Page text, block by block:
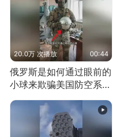
20.0万 次播放 00:44
俄罗斯是如何通过眼前的
小球来欺骗美国防空系统
的